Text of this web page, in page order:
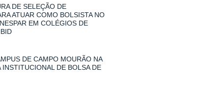
DE SELEÇÃO DE
ATUAR COMO BOLSISTA NO
EM COLÉGIOS DE
DE CAMPO MOURÃO NA
DE BOLSA DE